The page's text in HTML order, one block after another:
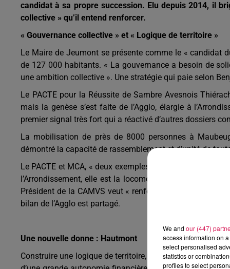
candidat à sa propre succession. Elu depuis 2014, il
collective » qu’il entend renforcer.
« Gouvernance collective » et « Logique de territoire »
Le Maire de Jeumont se présente comme le « candidat
de 127 000 habitants. « La gouvernance a besoin de
une ambition collective ». Une stratégie qui paie selon
Le PACTE pour la Réussite de Sambre Avesnois
mais la genèse s’est faite de l’Agglo, élargie à
premier signal très fort qui a réactivé d’autres dossiers
La mobilisation de près de 8000 personnes à
démontré la capacité de rassemblement et d’unité de
Le PACTE et MCA, « deux exemples concrets de la
l’Arrondissement, elle est la locomotive de
Président de la CAMVS veut « renforcer le lien de
bilan de l’Agglo est partagé.
Une nouvelle donne : Hautmont
Construire une logique de territoire, continuer la
We and our (447)
access information on
select personalised
statistics or
profiles to select